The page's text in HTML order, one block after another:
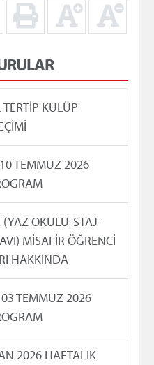
KULÜP
TEMMUZ 2026
OKULU-STAJ-
MİSAFİR ÖĞRENCİ
HAKKINDA
TEMMUZ 2026
2026 HAFTALIK